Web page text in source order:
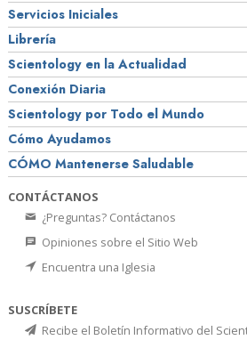
Servicios Iniciales
Librería
Scientology en la Actualidad
Conexión Diaria
Scientology por Todo el Mundo
Cómo Ayudamos
CÓMO Mantenerse Saludable
CONTÁCTANOS
¿Preguntas? Contáctanos
Opiniones sobre el Sitio Web
Encuentra una Iglesia
SUSCRÍBETE
Recibe el Boletín Informativo del